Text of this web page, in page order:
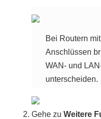
Bei Routern
Anschlüssen
WAN- und
unterscheiden.
Gehe zuWeitere